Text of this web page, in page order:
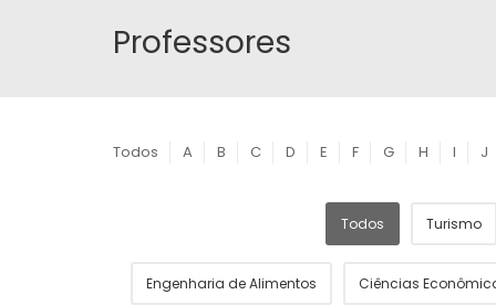
Professores
Todos A B C D E F G H I J
Todos Turismo
Engenharia de Alimentos Ciências